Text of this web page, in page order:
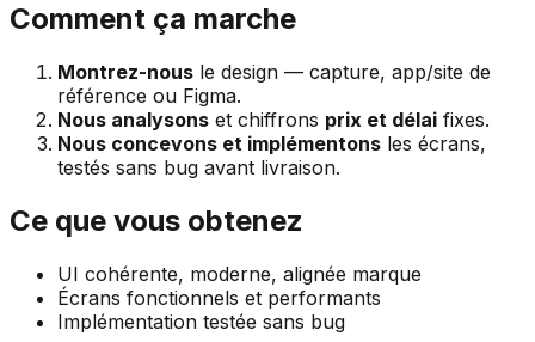
Comment ça marche
Montrez-nous le design — capture, app/site de
référence ou Figma.
Nous analysons et chiffrons prix et délai fixes.
Nous concevons et implémentons les écrans,
testés sans bug avant livraison.
Ce que vous obtenez
UI cohérente, moderne, alignée marque
Écrans fonctionnels et performants
Implémentation testée sans bug